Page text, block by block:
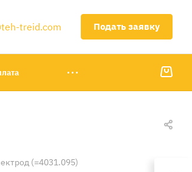
treid.com Подать заявку
(=4031.095)